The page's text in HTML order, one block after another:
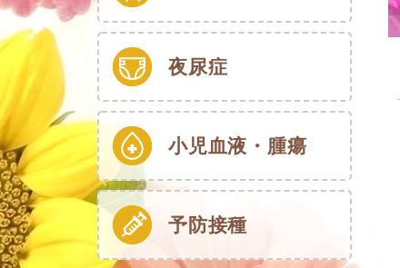
夜尿症
小児血液・腫瘍
予防接種